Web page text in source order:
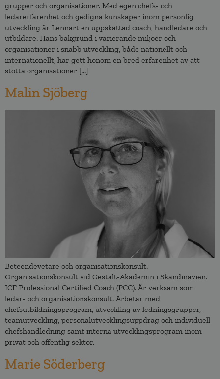
grupper och organisationer. Med egen chefs- och
ledarerfarenhet och gedigna kunskaper inom personlig
utveckling är Lennart en uppskattad coach, handledare och
utbildare. Hans bakgrund i varierande miljöer och
organisationer i snabb utveckling, både nationellt och
internationellt, har gett honom en bred erfarenhet av att
stötta organisationer […]
Malin Sjöberg
Beteendevetare och organisationskonsult.
Organisationskonsult vid Gestalt-Akademin i Skandinavien.
ICF Professional Certified Coach (PCC). Är verksam som
ledar- och organisationskonsult. Arbetar med
chefsutbildningsprogram, utveckling av ledningsgrupper,
teamutveckling, personalutvecklingsuppdrag och individuell
chefshandledning samt interna utvecklingsprogram inom
privat och offentlig sektor.
Marie Söderberg